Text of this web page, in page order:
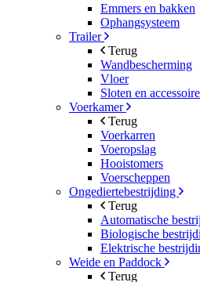
Emmers en bakken
Ophangsysteem
Trailer
Terug
Wandbescherming
Vloer
Sloten en
Voerkamer
Terug
Voerkarren
Voeropslag
Hooistomers
Voerscheppen
Ongediertebestrijding
Terug
Automatische
Biologische
Elektrische
Weide en Paddock
Terug